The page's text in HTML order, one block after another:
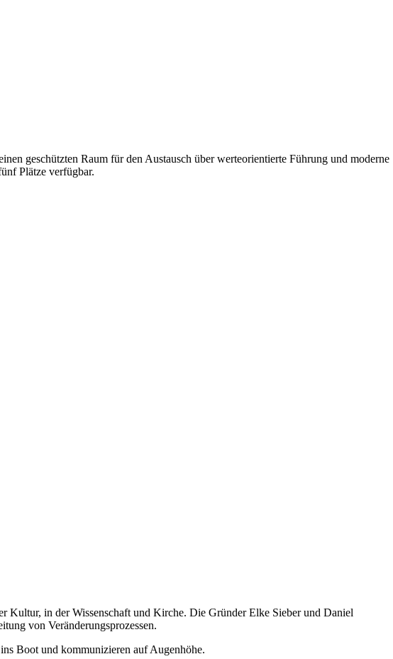
geschützten Raum für den Austausch über werteorientierte Führung und moderne
Plätze verfügbar.
Kultur, in der Wissenschaft und Kirche. Die Gründer Elke Sieber und Daniel
von Veränderungsprozessen.
Boot und kommunizieren auf Augenhöhe.